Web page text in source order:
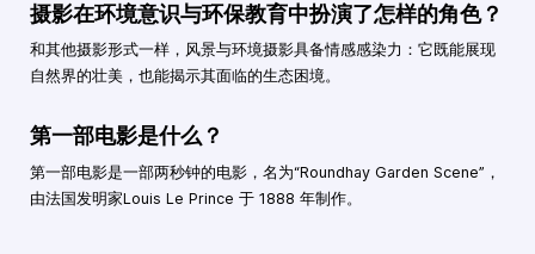
摄影在环境意识与环保教育中扮演了怎样的角色？
和其他摄影形式一样，风景与环境摄影具备情感感染力：它既能展现
自然界的壮美，也能揭示其面临的生态困境。
第一部电影是什么？
第一部电影是一部两秒钟的电影，名为“Roundhay Garden Scene”，
由法国发明家Louis Le Prince 于 1888 年制作。